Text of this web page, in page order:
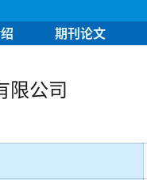
期刊论文
限公司